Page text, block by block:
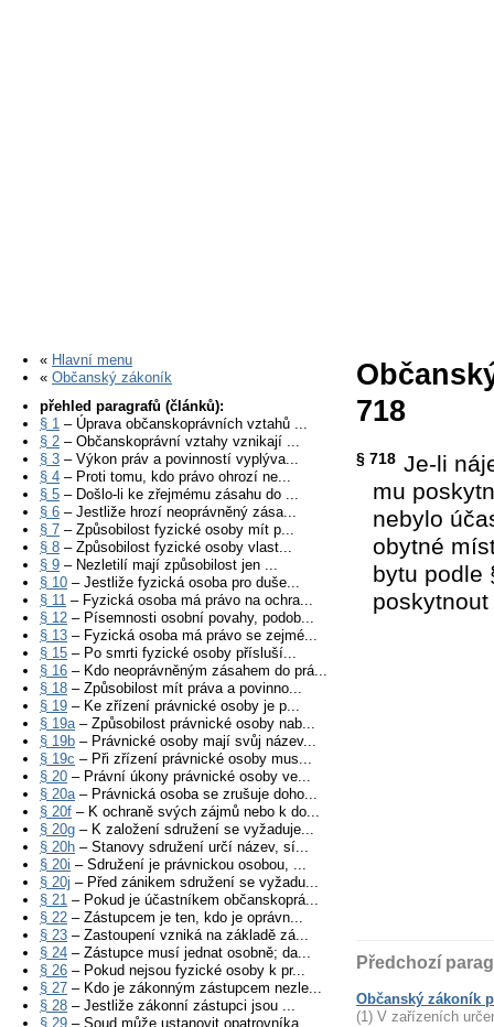
« Hlavní menu
« Občanský zákoník
přehled paragrafů (článků):
§ 1 – Úprava občanskoprávních vztahů ...
§ 2 – Občanskoprávní vztahy vznikají ...
§ 3 – Výkon práv a povinností vyplýva...
§ 4 – Proti tomu, kdo právo ohrozí ne...
§ 5 – Došlo-li ke zřejmému zásahu do ...
§ 6 – Jestliže hrozí neoprávněný zása...
§ 7 – Způsobilost fyzické osoby mít p...
§ 8 – Způsobilost fyzické osoby vlast...
§ 9 – Nezletilí mají způsobilost jen ...
§ 10 – Jestliže fyzická osoba pro duše...
§ 11 – Fyzická osoba má právo na ochra...
§ 12 – Písemnosti osobní povahy, podob...
§ 13 – Fyzická osoba má právo se zejmé...
§ 15 – Po smrti fyzické osoby přísluší...
§ 16 – Kdo neoprávněným zásahem do prá...
§ 18 – Způsobilost mít práva a povinno...
§ 19 – Ke zřízení právnické osoby je p...
§ 19a– Způsobilost právnické osoby nab...
§ 19b – Právnické osoby mají svůj název...
§ 19c – Při zřízení právnické osoby mus...
§ 20 – Právní úkony právnické osoby ve...
§ 20a– Právnická osoba se zrušuje doho...
§ 20f – K ochraně svých zájmů nebo k do...
§ 20g – K založení sdružení se vyžaduje...
§ 20h – Stanovy sdružení určí název, sí...
§ 20i – Sdružení je právnickou osobou, ...
§ 20j – Před zánikem sdružení se vyžadu...
§ 21 – Pokud je účastníkem občanskoprá...
§ 22 – Zástupcem je ten, kdo je oprávn...
§ 23 – Zastoupení vzniká na základě zá...
§ 24 – Zástupce musí jednat osobně; da...
§ 26 – Pokud nejsou fyzické osoby k pr...
§ 27 – Kdo je zákonným zástupcem nezle...
§ 28 – Jestliže zákonní zástupci jsou ...
§ 29 – Soud může ustanovit opatrovníka...
718
§ 718 Je-li
mu
nebylo
obytné
bytu podle
Předchozí
Občanský zákoník
(1) V zařízeních